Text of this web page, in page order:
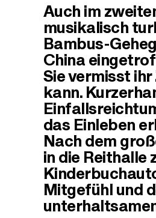
Auch im
musikalisch
Bambus-
China
Sie vermisst
kann.
das Einleben
Nach dem
in die Reithalle
Mitgefühl und